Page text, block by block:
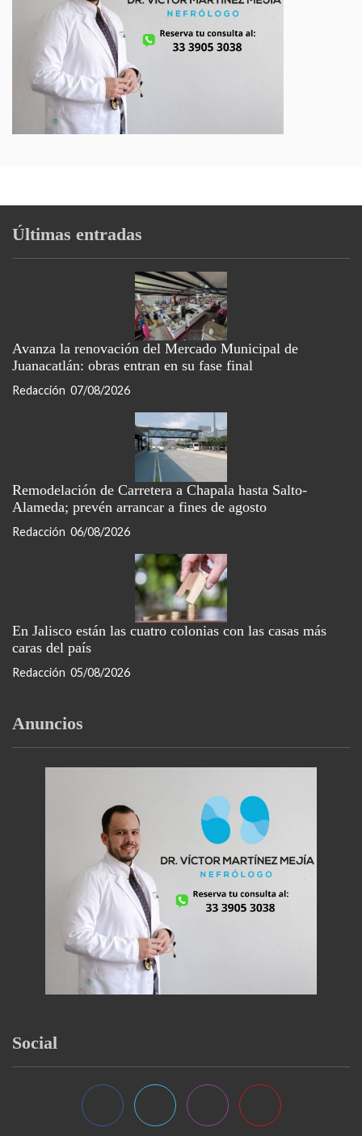
Últimas entradas
Avanza la renovación del Mercado Municipal de
Juanacatlán: obras entran en su fase final
Redacción 07/08/2026
Remodelación de Carretera a Chapala hasta Salto-
Alameda; prevén arrancar a fines de agosto
Redacción 06/08/2026
En Jalisco están las cuatro colonias con las casas más
caras del país
Redacción 05/08/2026
Anuncios
Social